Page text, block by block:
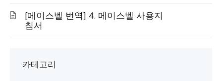
[메이스벨 번역] 4. 메이스벨 사용지
침서
카테고리